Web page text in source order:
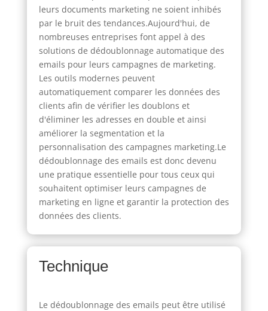
leurs documents marketing ne soient inhibés
par le bruit des tendances.Aujourd'hui, de
nombreuses entreprises font appel à des
solutions de dédoublonnage automatique des
emails pour leurs campagnes de marketing.
Les outils modernes peuvent
automatiquement comparer les données des
clients afin de vérifier les doublons et
d'éliminer les adresses en double et ainsi
améliorer la segmentation et la
personnalisation des campagnes marketing.Le
dédoublonnage des emails est donc devenu
une pratique essentielle pour tous ceux qui
souhaitent optimiser leurs campagnes de
marketing en ligne et garantir la protection des
données des clients.
Technique
Le dédoublonnage des emails peut être utilisé